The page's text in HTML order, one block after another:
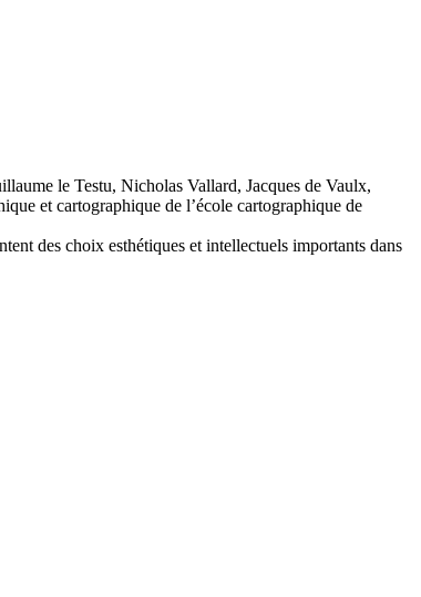
le Testu, Nicholas Vallard, Jacques de Vaulx,
et cartographique de l’école cartographique de
des choix esthétiques et intellectuels importants dans